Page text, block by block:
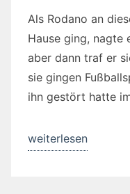
Als Rodano an
Hause ging, nagte
aber dann traf er
sie gingen
ihn gestört hatte
„Der
weiterlesen